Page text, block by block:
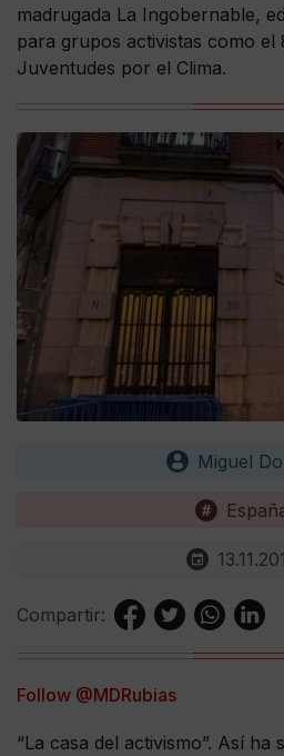
madrugada La Ingobernable,
para grupos activistas como
Juventudes por el Clima.
Miguel
Compartir:
Follow @MDRubias
“La casa del activismo”. Así ha